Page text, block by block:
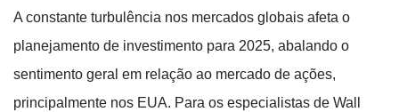
A constante turbulência nos mercados globais afeta o
planejamento de investimento para 2025, abalando o
sentimento geral em relação ao mercado de ações,
principalmente nos EUA. Para os especialistas de Wall